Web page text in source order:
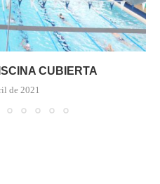
CUBIERTA
de 2021